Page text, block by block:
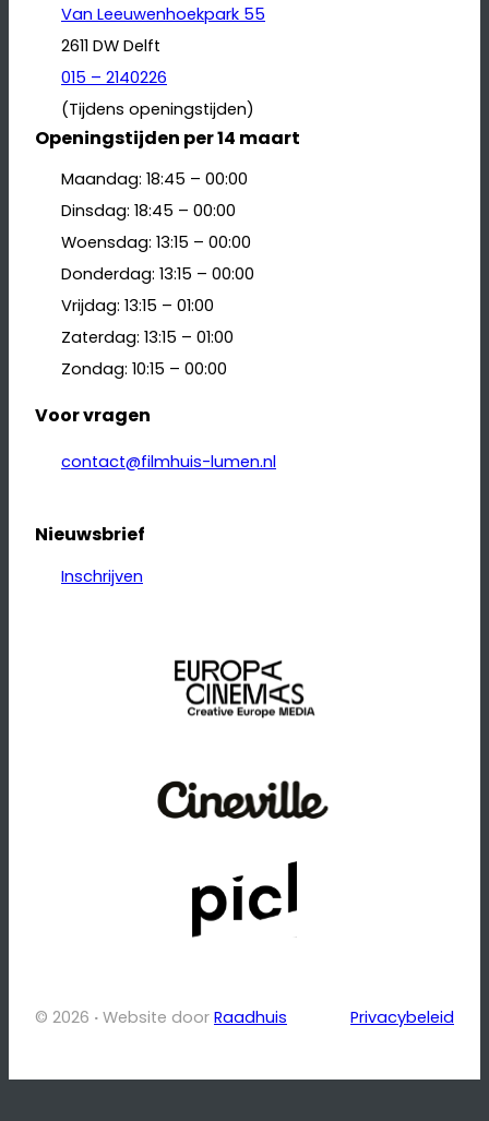
Van Leeuwenhoekpark 55
2611 DW Delft
015 – 2140226
(Tijdens openingstijden)
Openingstijden per 14 maart
Maandag: 18:45 – 00:00
Dinsdag: 18:45 – 00:00
Woensdag: 13:15 – 00:00
Donderdag: 13:15 – 00:00
Vrijdag: 13:15 – 01:00
Zaterdag: 13:15 – 01:00
Zondag: 10:15 – 00:00
Voor vragen
contact@filmhuis-lumen.nl
Nieuwsbrief
Inschrijven
© 2026 · Website door Raadhuis Privacybeleid